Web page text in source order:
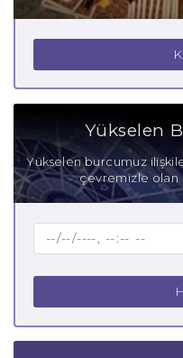
Yükselen
Yükselen burcumuz
çevremizle olan